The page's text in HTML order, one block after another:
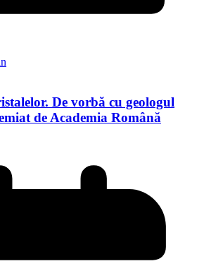
De vorbă cu geologul
de Academia Română